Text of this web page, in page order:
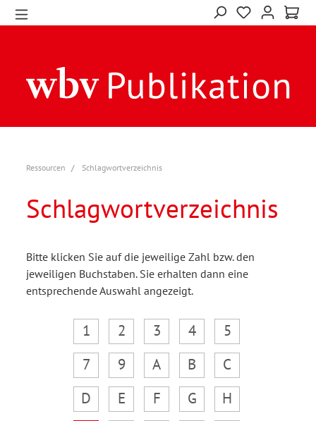
Ressourcen Schlagwortverzeichnis
Schlagwortverzeichnis
Bitte klicken Sie auf die jeweilige Zahl bzw. den
jeweiligen Buchstaben. Sie erhalten dann eine
entsprechende Auswahl angezeigt.
1 2 3 4
5
7
9 A B
C
D
E F G
H